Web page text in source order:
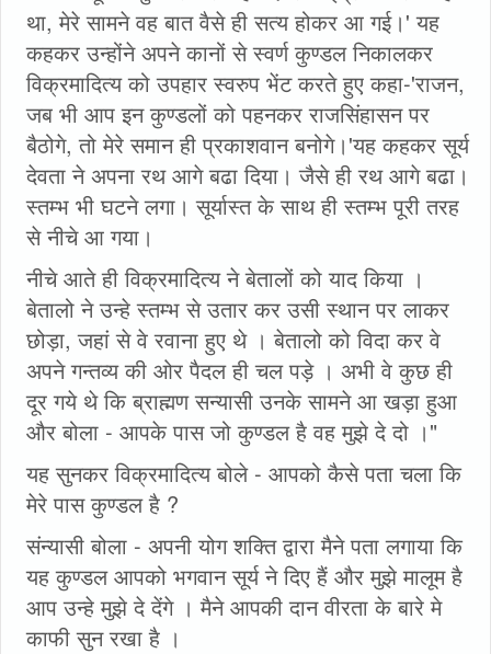
था, मेरे सामने वह बात वैसे ही सत्य होकर आ गई।' यह
कहकर उन्होंने अपने कानों से स्वर्ण कुण्डल निकालकर
विक्रमादित्य को उपहार स्वरुप भेंट करते हुए कहा-'राजन,
जब भी आप इन कुण्डलों को पहनकर राजसिंहासन पर
बैठोगे, तो मेरे समान ही प्रकाशवान बनोगे।'यह कहकर सूर्य
देवता ने अपना रथ आगे बढा दिया। जैसे ही रथ आगे बढा।
स्तम्भ भी घटने लगा। सूर्यास्त के साथ ही स्तम्भ पूरी तरह
से नीचे आ गया।
नीचे आते ही विक्रमादित्य ने बेतालों को याद किया ।
बेतालो ने उन्हे स्तम्भ से उतार कर उसी स्थान पर लाकर
छोड़ा, जहां से वे रवाना हुए थे । बेतालो को विदा कर वे
अपने गन्तव्य की ओर पैदल ही चल पड़े । अभी वे कुछ ही
दूर गये थे कि ब्राह्मण सन्यासी उनके सामने आ खड़ा हुआ
और बोला - आपके पास जो कुण्डल है वह मुझे दे दो ।"
यह सुनकर विक्रमादित्य बोले - आपको कैसे पता चला कि
मेरे पास कुण्डल है ?
संन्यासी बोला - अपनी योग शक्ति द्वारा मैने पता लगाया कि
यह कुण्डल आपको भगवान सूर्य ने दिए हैं और मुझे मालूम है
आप उन्हे मुझे दे देंगे । मैने आपकी दान वीरता के बारे मे
काफी सुन रखा है ।